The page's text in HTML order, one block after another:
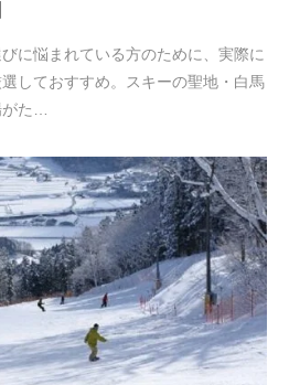
に悩まれている方のために、実際に
しておすすめ。スキーの聖地・白馬
がた…